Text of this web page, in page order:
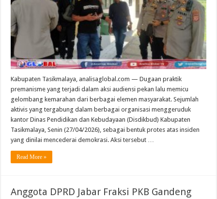
Kabupaten Tasikmalaya, analisaglobal.com — Dugaan praktik
premanisme yang terjadi dalam aksi audiensi pekan lalu memicu
gelombang kemarahan dari berbagai elemen masyarakat. Sejumlah
aktivis yang tergabung dalam berbagai organisasi menggeruduk
kantor Dinas Pendidikan dan Kebudayaan (Disdikbud) Kabupaten
Tasikmalaya, Senin (27/04/2026), sebagai bentuk protes atas insiden
yang dinilai mencederai demokrasi. Aksi tersebut …
Read More »
Anggota DPRD Jabar Fraksi PKB Gandeng